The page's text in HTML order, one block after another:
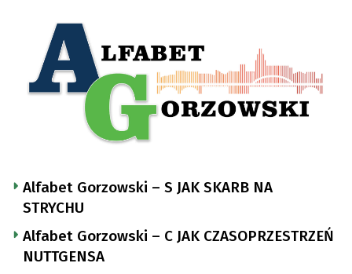
Alfabet Gorzowski – S JAK SKARB NA
STRYCHU
Alfabet Gorzowski – C JAK CZASOPRZESTRZEŃ
NUTTGENSA